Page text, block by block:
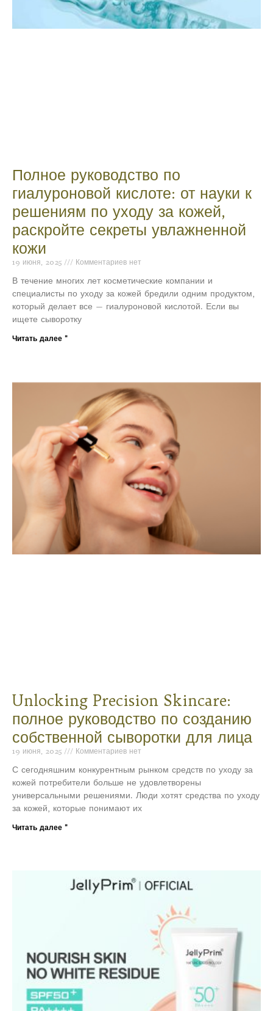
Полное руководство по
гиалуроновой кислоте: от науки к
решениям по уходу за кожей,
раскройте секреты увлажненной
кожи
19 июня, 2025 Комментариев нет
В течение многих лет косметические компании и
специалисты по уходу за кожей бредили одним продуктом,
который делает все — гиалуроновой кислотой. Если вы
ищете сыворотку
Читать далее "
Unlocking Precision Skincare:
полное руководство по созданию
собственной сыворотки для лица
19 июня, 2025 Комментариев нет
С сегодняшним конкурентным рынком средств по уходу за
кожей потребители больше не удовлетворены
универсальными решениями. Люди хотят средства по уходу
за кожей, которые понимают их
Читать далее "